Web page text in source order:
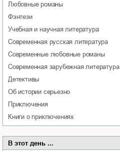
любовные романы
фэнтези
учебная и научная литература
современная русская литература
современные любовные романы
современная зарубежная литература
детективы
об истории серьезно
приключения
книги о приключениях
В этот день ...